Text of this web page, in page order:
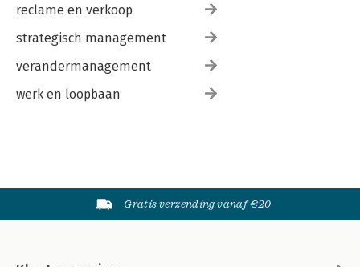
reclame en verkoop
strategisch management
verandermanagement
werk en loopbaan
Gratis verzending vanaf €20